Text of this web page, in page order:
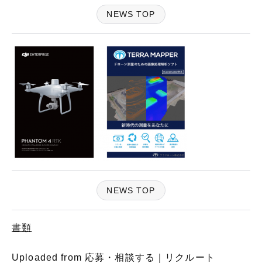
NEWS TOP
NEWS TOP
書類
Uploaded from 応募・相談する｜リクルート